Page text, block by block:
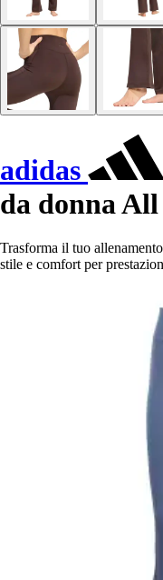
adidas
da donna
Trasforma il tuo
stile e comfort per